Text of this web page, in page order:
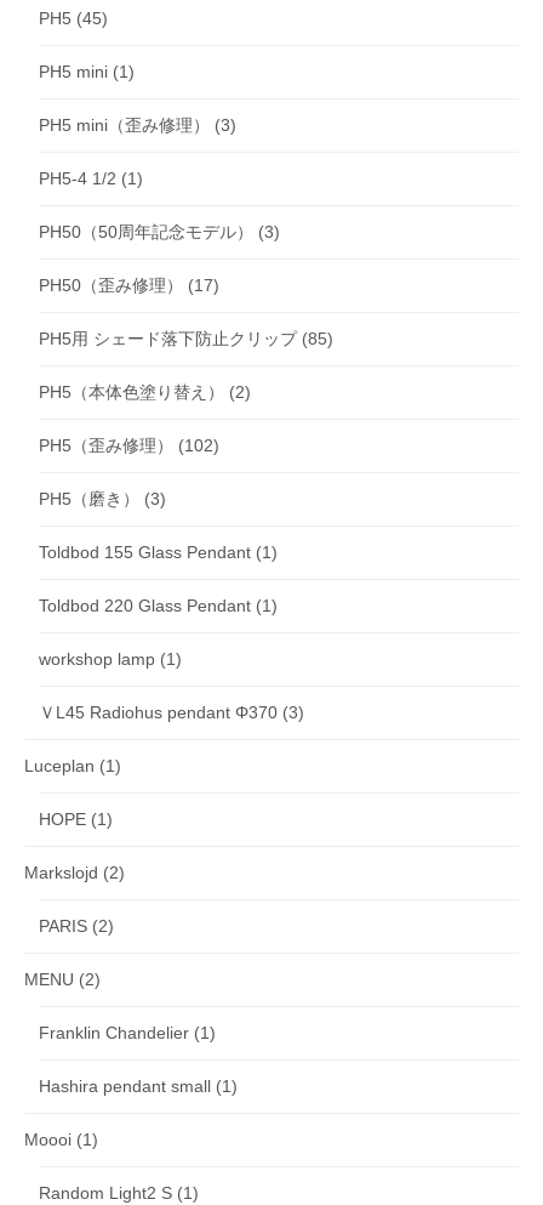
PH5 (45)
PH5 mini (1)
PH5 mini（歪み修理） (3)
PH5-4 1/2 (1)
PH50（50周年記念モデル） (3)
PH50（歪み修理） (17)
PH5用 シェード落下防止クリップ(85)
PH5（本体色塗り替え） (2)
PH5（歪み修理） (102)
PH5（磨き） (3)
Toldbod 155 Glass Pendant (1)
Toldbod 220 Glass Pendant (1)
workshop lamp (1)
ＶL45 Radiohus pendant Φ370 (3)
Luceplan (1)
HOPE (1)
Markslojd (2)
PARIS (2)
MENU (2)
Franklin Chandelier (1)
Hashira pendant small (1)
Moooi (1)
Random Light2 S (1)